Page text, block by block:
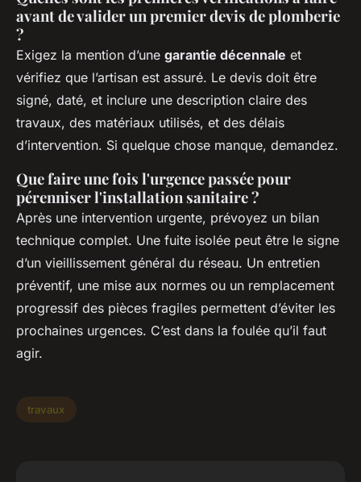
avant de valider un premier devis de plomberie
?
Exigez la mention d’une garantie décennale et
vérifiez que l’artisan est assuré. Le devis doit être
signé, daté, et inclure une description claire des
travaux, des matériaux utilisés, et des délais
d’intervention. Si quelque chose manque, demandez.
Que faire une fois l'urgence passée pour
pérenniser l'installation sanitaire ?
Après une intervention urgente, prévoyez un bilan
technique complet. Une fuite isolée peut être le signe
d’un vieillissement général du réseau. Un entretien
préventif, une mise aux normes ou un remplacement
progressif des pièces fragiles permettent d’éviter les
prochaines urgences. C’est dans la foulée qu’il faut
agir.
travaux